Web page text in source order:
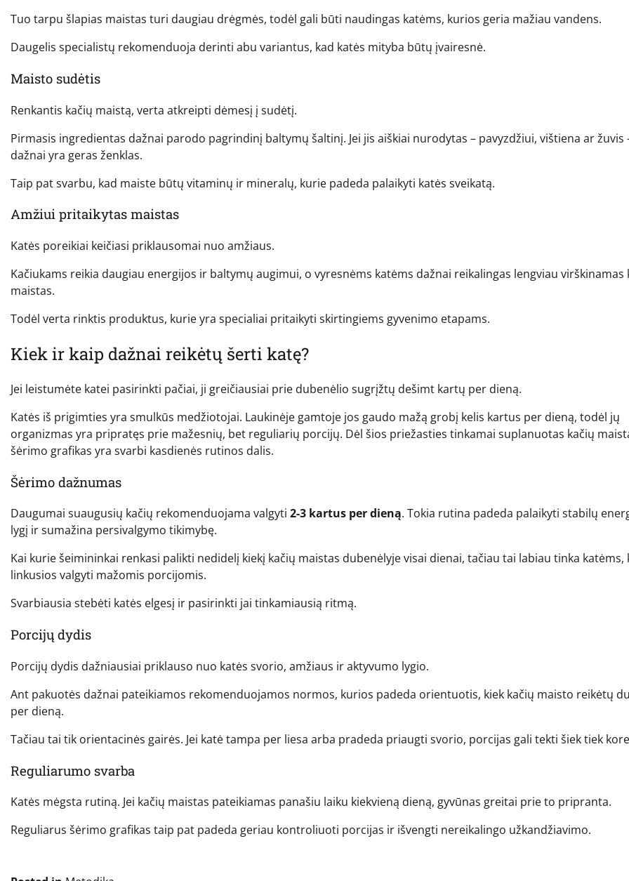
Tuo tarpu šlapias maistas turi daugiau drėgmės, todėl gali būti naudingas katėms, kurios geria mažiau vandens.
Daugelis specialistų rekomenduoja derinti abu variantus, kad katės mityba būtų įvairesnė.
Maisto sudėtis
Renkantis kačių maistą, verta atkreipti dėmesį į sudėtį.
Pirmasis ingredientas dažnai parodo pagrindinį baltymų šaltinį. Jei jis aiškiai nurodytas – pavyzdžiui, vištiena ar žuvis
dažnai yra geras ženklas.
Taip pat svarbu, kad maiste būtų vitaminų ir mineralų, kurie padeda palaikyti katės sveikatą.
Amžiui pritaikytas maistas
Katės poreikiai keičiasi priklausomai nuo amžiaus.
Kačiukams reikia daugiau energijos ir baltymų augimui, o vyresnėms katėms dažnai reikalingas lengviau virškinamas
maistas.
Todėl verta rinktis produktus, kurie yra specialiai pritaikyti skirtingiems gyvenimo etapams.
Kiek ir kaip dažnai reikėtų šerti katę?
Jei leistumėte katei pasirinkti pačiai, ji greičiausiai prie dubenėlio sugrįžtų dešimt kartų per dieną.
Katės iš prigimties yra smulkūs medžiotojai. Laukinėje gamtoje jos gaudo mažą grobį kelis kartus per dieną, todėl jų
organizmas yra pripratęs prie mažesnių, bet reguliarių porcijų. Dėl šios priežasties tinkamai suplanuotas kačių
šėrimo grafikas yra svarbi kasdienės rutinos dalis.
Šėrimo dažnumas
Daugumai suaugusių kačių rekomenduojama valgyti 2-3 kartus per dieną. Tokia rutina padeda palaikyti stabilų
lygį ir sumažina persivalgymo tikimybę.
Kai kurie šeimininkai renkasi palikti nedidelį kiekį kačių maistas dubenėlyje visai dienai, tačiau tai labiau tinka katėms,
linkusios valgyti mažomis porcijomis.
Svarbiausia stebėti katės elgesį ir pasirinkti jai tinkamiausią ritmą.
Porcijų dydis
Porcijų dydis dažniausiai priklauso nuo katės svorio, amžiaus ir aktyvumo lygio.
Ant pakuotės dažnai pateikiamos rekomenduojamos normos, kurios padeda orientuotis, kiek kačių maisto reikėtų
per dieną.
Tačiau tai tik orientacinės gairės. Jei katė tampa per liesa arba pradeda priaugti svorio, porcijas gali tekti šiek tiek
Reguliarumo svarba
Katės mėgsta rutiną. Jei kačių maistas pateikiamas panašiu laiku kiekvieną dieną, gyvūnas greitai prie to pripranta.
Reguliarus šėrimo grafikas taip pat padeda geriau kontroliuoti porcijas ir išvengti nereikalingo užkandžiavimo.